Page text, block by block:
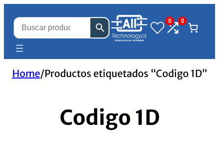
0 0
Home/Productos etiquetados “Codigo 1D”
Codigo 1D